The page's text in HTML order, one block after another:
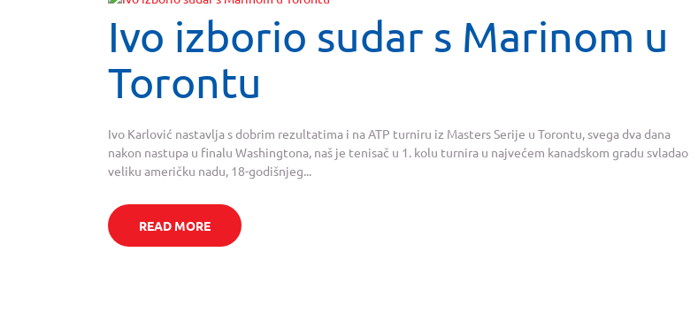
Ivo izborio sudar s Marinom u
Torontu
Ivo Karlović nastavlja s dobrim rezultatima i na ATP turniru iz Masters Serije u Torontu, svega dva dana
nakon nastupa u finalu Washingtona, naš je tenisač u 1. kolu turnira u najvećem kanadskom gradu svladao
veliku američku nadu, 18-godišnjeg...
READ MORE